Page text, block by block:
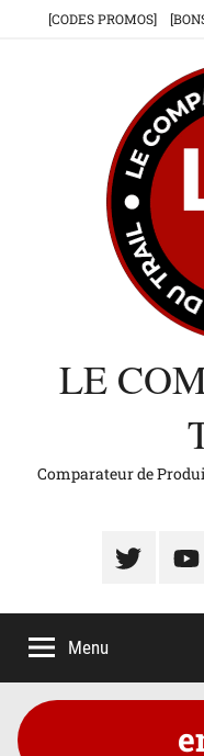
[CODES PROMOS]
LE
Comparateur de
Élément
menu
Menu